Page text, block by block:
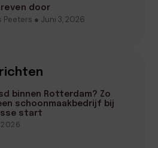
door
Peeters ● Juni 3, 2026
binnen Rotterdam? Zo
schoonmaakbedrijf bij
start